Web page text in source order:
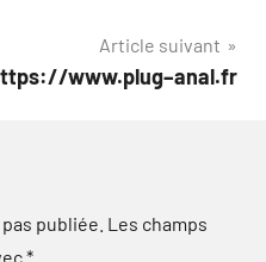
Article suivant
www.plug–anal.fr
publiée. Les champs
*